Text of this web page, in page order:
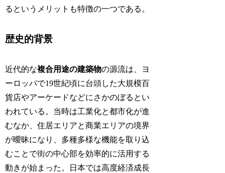
るというメリットも特徴の一つである。
歴史的背景
近代的な複合用途の建築物の源流は、ヨ
ーロッパで19世紀頃に台頭した大規模百
貨店やアーケードなどにさかのぼるとい
われている。当時は工業化と都市化が進
むなか、住居エリアと商業エリアの境界
が曖昧になり、多種多様な機能を取り込
むことで街の中心部を効率的に活用する
動きが始まった。日本では高度経済成長